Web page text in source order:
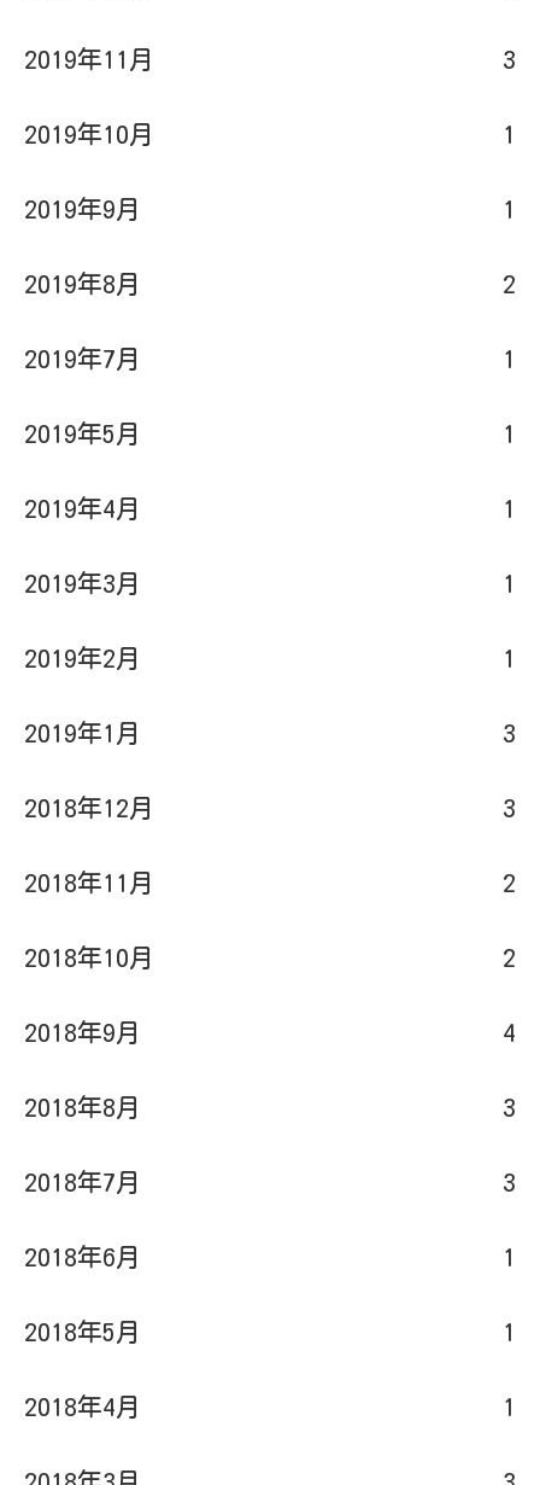
2019年11月 3
2019年10月 1
2019年9月 1
2019年8月 2
2019年7月 1
2019年5月 1
2019年4月 1
2019年3月 1
2019年2月 1
2019年1月 3
2018年12月 3
2018年11月 2
2018年10月 2
2018年9月 4
2018年8月 3
2018年7月 3
2018年6月 1
2018年5月 1
2018年4月 1